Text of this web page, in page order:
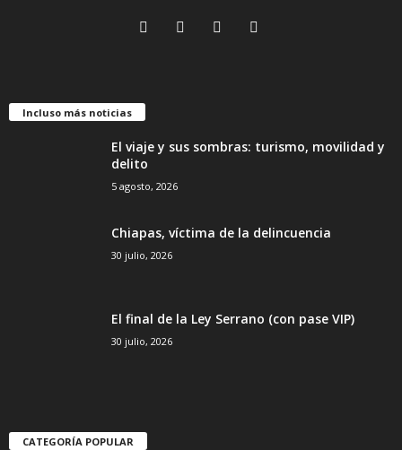
Incluso más noticias
El viaje y sus sombras: turismo, movilidad y
delito
5 agosto, 2026
Chiapas, víctima de la delincuencia
30 julio, 2026
El final de la Ley Serrano (con pase VIP)
30 julio, 2026
CATEGORÍA POPULAR